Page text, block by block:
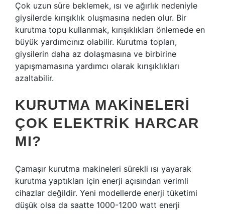
Çok uzun süre beklemek, ısı ve ağırlık nedeniyle
giysilerde kırışıklık oluşmasına neden olur. Bir
kurutma topu kullanmak, kırışıklıkları önlemede en
büyük yardımcınız olabilir. Kurutma topları,
giysilerin daha az dolaşmasına ve birbirine
yapışmamasına yardımcı olarak kırışıklıkları
azaltabilir.
KURUTMA MAKINELERI
ÇOK ELEKTRIK HARCAR
MI?
Çamaşır kurutma makineleri sürekli ısı yayarak
kurutma yaptıkları için enerji açısından verimli
cihazlar değildir. Yeni modellerde enerji tüketimi
düşük olsa da saatte 1000-1200 watt enerji